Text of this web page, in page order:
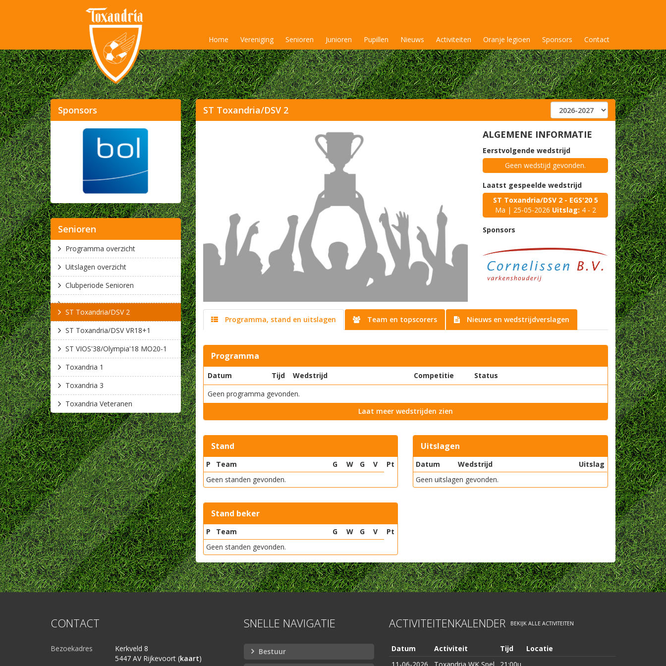
Home Vereniging Senioren Junioren Pupillen Nieuws Activiteiten Oranje legioen Sponsors Contact
ST Toxandria/DSV 2
ALGEMENE INFORMATIE
Eerstvolgende wedstrijd
Geen wedstijd gevonden.
Laatst gespeelde wedstrijd
ST Toxandria/DSV 2 - EGS'20 5
Ma | 25-05-2026 Uitslag: 4 - 2
Sponsors
Programma, stand en uitslagen Team en topscorers Nieuws en wedstrijdverslagen
Programma
Datum Tijd Wedstrijd Competitie
Status
Geen programma gevonden.
Laat meer wedstrijden zien
Stand
P Team G W G V
Pt
Geen standen gevonden.
Uitslagen
Datum Wedstrijd
Uitslag
Geen uitslagen gevonden.
Stand beker
P Team G W G V
Pt
Geen standen gevonden.
Sponsors
Senioren
Programma overzicht
Uitslagen overzicht
Clubperiode Senioren
ST Toxandria/DSV 2
ST Toxandria/DSV VR18+1
ST VIOS'38/Olympia'18 MO20-1
Toxandria 1
Toxandria 3
Toxandria Veteranen
CONTACT
Bezoekadres
Kerkveld 8
5447 AV Rijkevoort (kaart)
SNELLE NAVIGATIE
Bestuur
ACTIVITEITENKALENDER BEKIJK ALLE ACTIVITEITEN
Datum Activiteit Tijd
Locatie